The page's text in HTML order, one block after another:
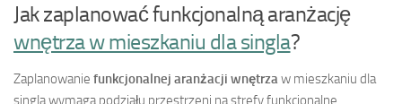
Jak zaplanować funkcjonalną aranżację
wnętrza w mieszkaniu dla singla?
Zaplanowanie funkcjonalnej aranżacji wnętrzaw mieszkaniu dla
singla wymaga podziału przestrzeni na strefy funkcjonalne.